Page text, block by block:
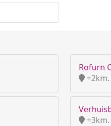
Rofurn